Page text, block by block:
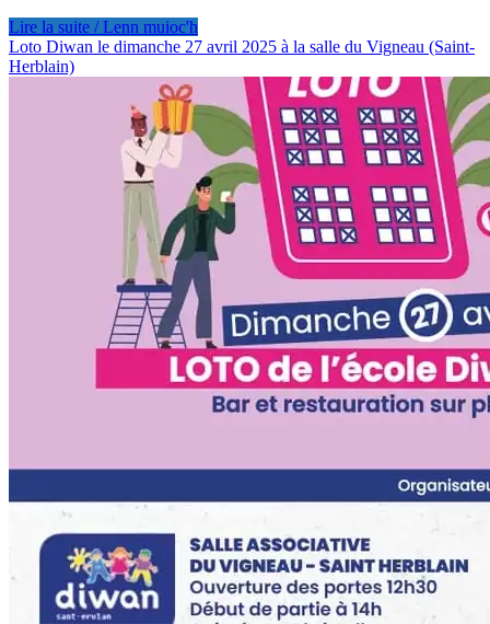
Lire la suite / Lenn muioc'h
Loto Diwan le dimanche 27 avril 2025 à la salle du Vigneau (Saint-
Herblain)